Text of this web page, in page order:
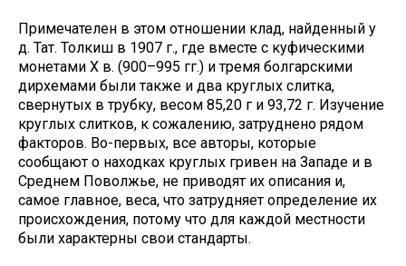
Примечателен в этом отношении клад, найденный у
д. Тат. Толкиш в 1907 г., где вместе с куфическими
монетами X в. (900–995 гг.) и тремя болгарскими
дирхемами были также и два круглых слитка,
свернутых в трубку, весом 85,20 г и 93,72 г. Изучение
круглых слитков, к сожалению, затруднено рядом
факторов. Во-первых, все авторы, которые
сообщают о находках круглых гривен на Западе и в
Среднем Поволжье, не приводят их описания и,
самое главное, веса, что затрудняет определение их
происхождения, потому что для каждой местности
были характерны свои стандарты.